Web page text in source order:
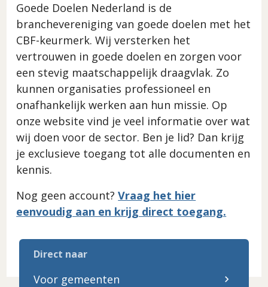
Goede Doelen Nederland is de
branchevereniging van goede doelen met het
CBF-keurmerk. Wij versterken het
vertrouwen in goede doelen en zorgen voor
een stevig maatschappelijk draagvlak. Zo
kunnen organisaties professioneel en
onafhankelijk werken aan hun missie. Op
onze website vind je veel informatie over wat
wij doen voor de sector. Ben je lid? Dan krijg
je exclusieve toegang tot alle documenten en
kennis.
Nog geen account?Vraag het hier
eenvoudig aan en krijg direct toegang.
Direct naar
Voor gemeenten